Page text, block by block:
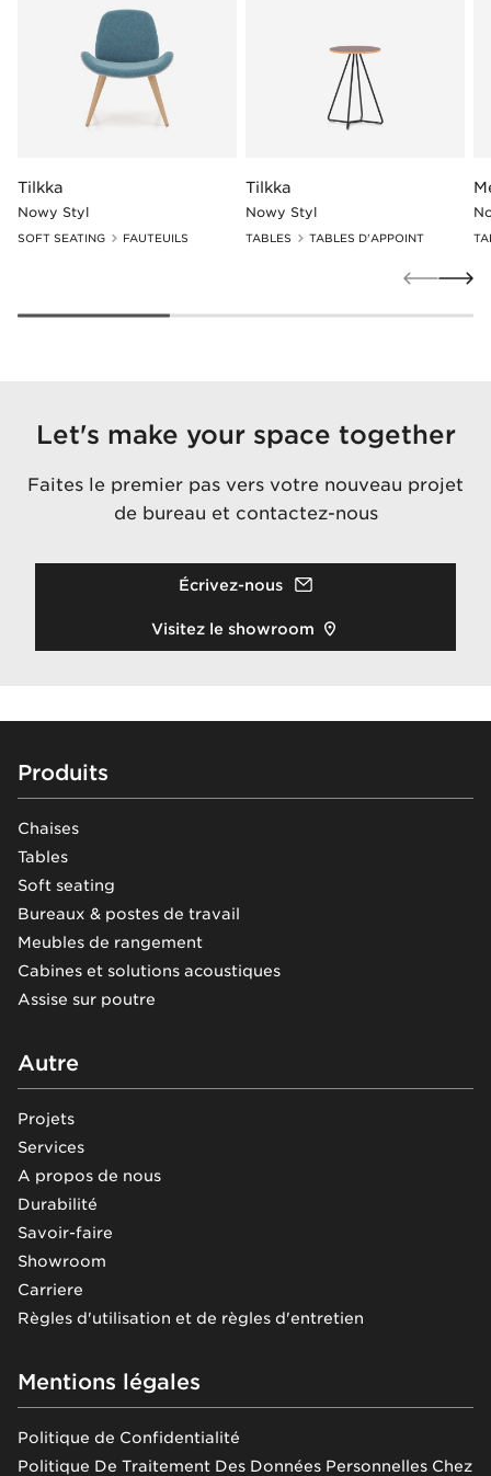
Tilkka
Nowy Styl
SOFT SEATING FAUTEUILS
Tilkka
Nowy Styl
TABLES TABLES D'APPOINT
Let's make your space together
Faites le premier pas vers votre nouveau projet
de bureau et contactez-nous
Écrivez-nous
Visitez le showroom
Footer
Produits
Chaises
Tables
Soft seating
Bureaux & postes de travail
Meubles de rangement
Cabines et solutions acoustiques
Assise sur poutre
Autre
Projets
Services
A propos de nous
Durabilité
Savoir-faire
Showroom
Carriere
Règles d'utilisation et de règles d'entretien
Mentions légales
Politique de Confidentialité
Politique De Traitement Des Données Personnelles Chez